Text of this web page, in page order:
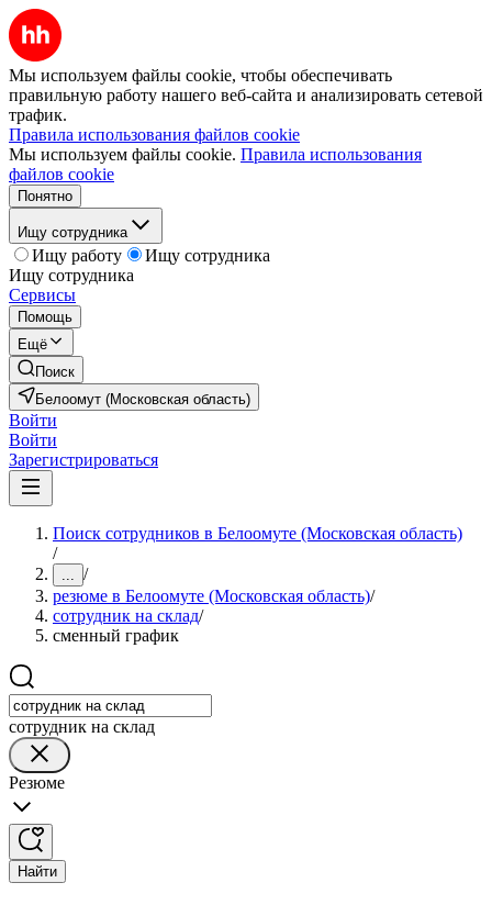
Мы используем файлы cookie, чтобы обеспечивать
правильную работу нашего веб-сайта и анализировать сетевой
трафик.
Правила использования файлов cookie
Мы используем файлы cookie. Правила использования
файлов cookie
Понятно
Ищу сотрудника
Ищу работу
Ищу сотрудника
Ищу сотрудника
Сервисы
Помощь
Ещё
Поиск
Белоомут (Московская область)
Войти
Войти
Зарегистрироваться
Поиск сотрудников в Белоомуте (Московская область)
/
... /
резюме в Белоомуте (Московская область)/
сотрудник на склад/
сменный график
сотрудник на склад
Резюме
Найти